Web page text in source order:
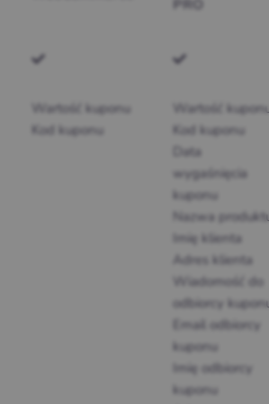
PRO
Wartość kuponu
Kod kuponu
Wartość
Kod kuponu
Data
wygaśnięcia
kuponu
Nazwa
Imię klienta
Adres klienta
Wiadomość do
odbiorcy
Email odbiorcy
kuponu
Imię odbiorcy
kuponu